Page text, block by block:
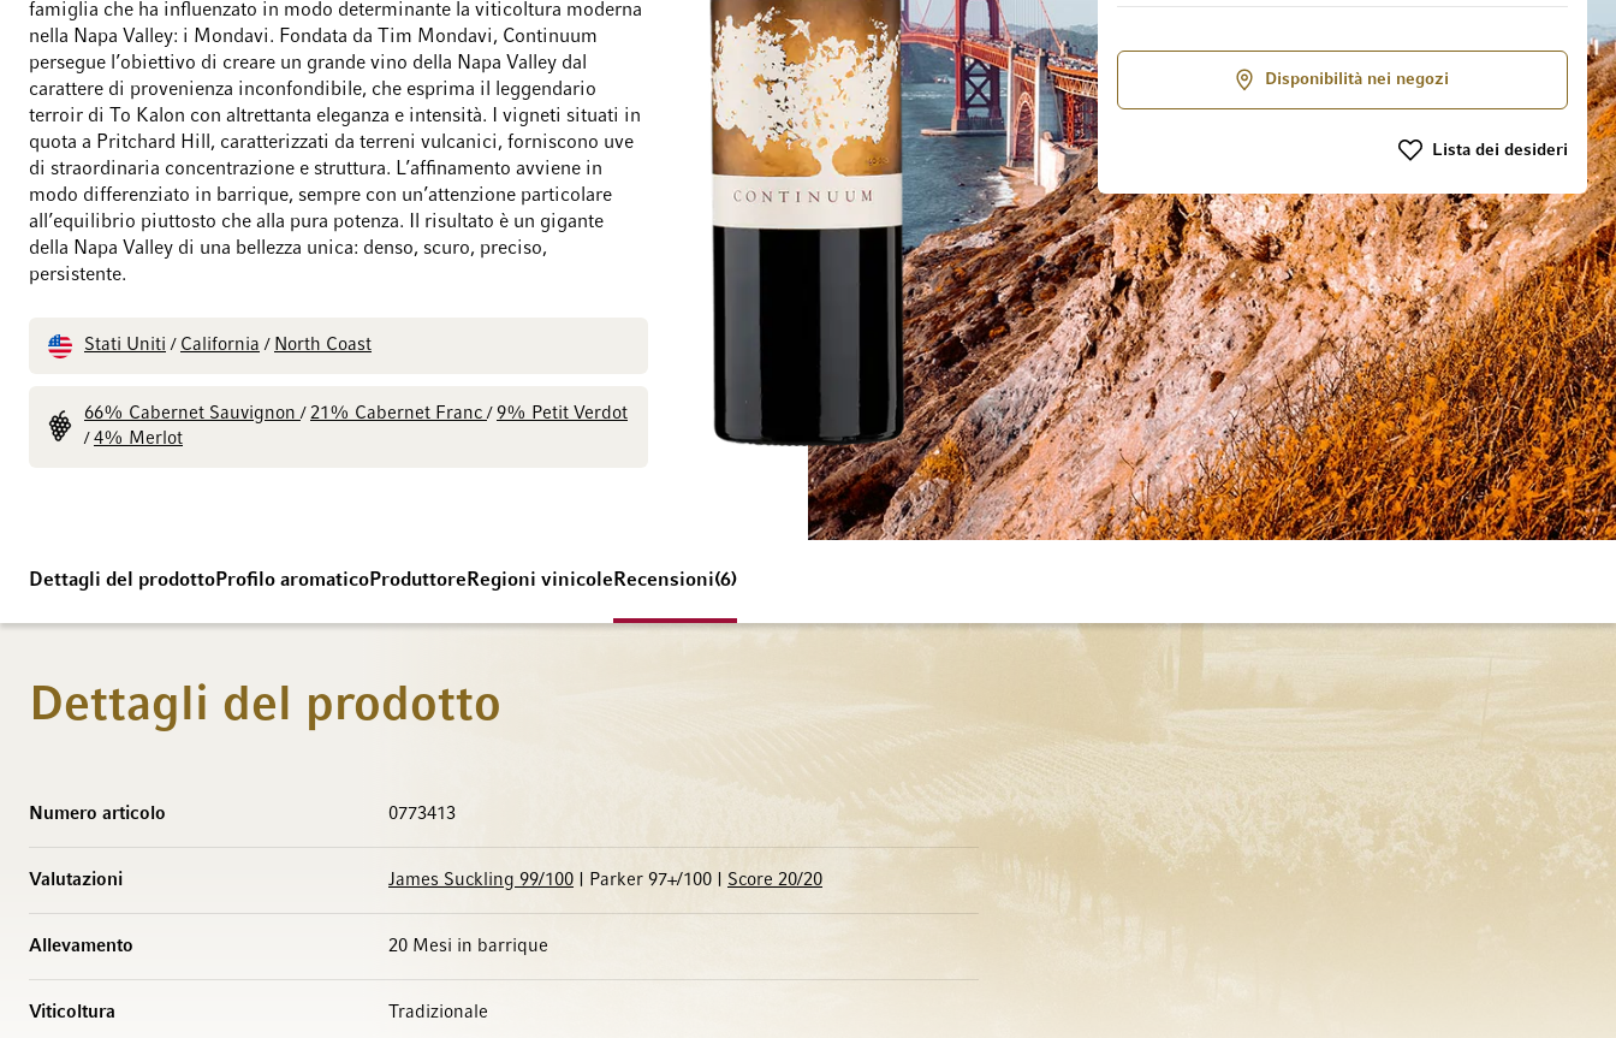
famiglia che ha influenzato in modo determinante la viticoltura moderna
nella Napa Valley: i Mondavi. Fondata da Tim Mondavi, Continuum
persegue l’obiettivo di creare un grande vino della Napa Valley dal
carattere di provenienza inconfondibile, che esprima il leggendario
terroir di To Kalon con altrettanta eleganza e intensità. I vigneti situati in
quota a Pritchard Hill, caratterizzati da terreni vulcanici, forniscono uve
di straordinaria concentrazione e struttura. L’affinamento avviene in
modo differenziato in barrique, sempre con un’attenzione particolare
all’equilibrio piuttosto che alla pura potenza. Il risultato è un gigante
della Napa Valley di una bellezza unica: denso, scuro, preciso,
persistente.
Stati Uniti / California / North Coast
66% Cabernet Sauvignon/ 21% Cabernet Franc/ 9% Petit Verdot
/ 4% Merlot
Disponibilità nei negozi
Lista dei desideri
Vai alla fine della galleria di immaginiVai all'inizio della galleria di immagini
Dettagli del prodottoProfilo aromaticoProduttore Regioni vinicole Recensioni 6
Dettagli del prodotto
Numero articolo 0773413
Valutazioni James Suckling 99/100 | Parker 97+/100 | Score 20/20
Allevamento 20 Mesi in barrique
Viticoltura Tradizionale